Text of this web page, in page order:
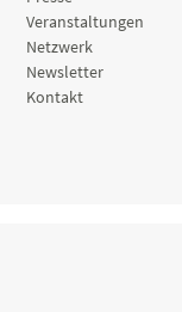
Veranstaltungen
Netzwerk
Newsletter
Kontakt